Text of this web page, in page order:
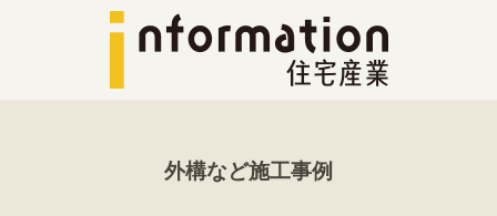
外構など施工事例